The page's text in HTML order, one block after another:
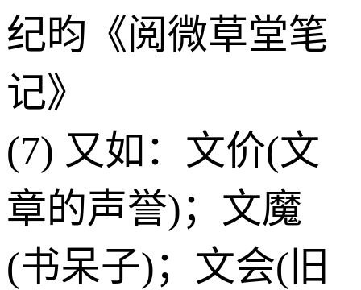
纪昀《阅微草堂笔
记》
(7) 又如：文价(文
章的声誉)；文魔
(书呆子)；文会(旧